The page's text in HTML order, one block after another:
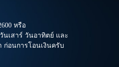
หรือ
วันเสาร์ วันอาทิตย์ และ
ก่อนการโอนเงินครับ